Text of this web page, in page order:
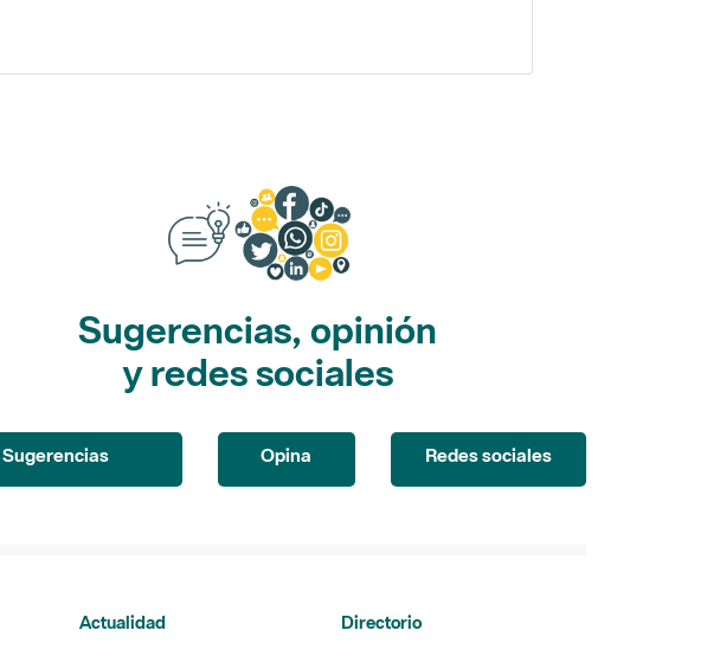
Sugerencias, opinión
y redes sociales
Sugerencias Opina Redes sociales
Actualidad Directorio